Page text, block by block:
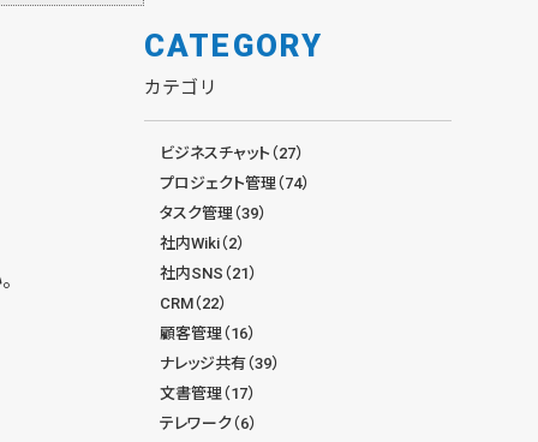
CATEGORY
カテゴリ
ビジネスチャット（27）
プロジェクト管理（74）
タスク管理（39）
社内Wiki（2）
社内SNS（21）
CRM（22）
顧客管理（16）
ナレッジ共有（39）
文書管理（17）
テレワーク（6）